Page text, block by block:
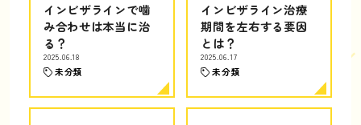
インビザラインで噛
み合わせは本当に治
る？
2025.06.18
未分類
インビザライン治療
期間を左右する要因
とは？
2025.06.17
未分類